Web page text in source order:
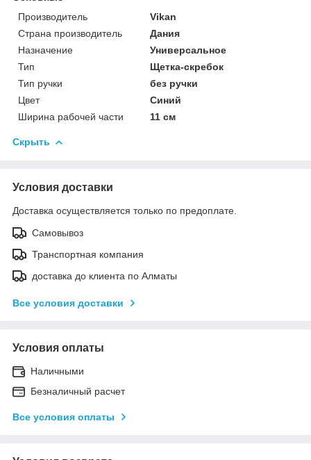
Производитель
Vikan
Страна производитель
Дания
Назначение
Универсальное
Тип
Щетка-скребок
Тип ручки
без ручки
Цвет
Синий
Ширина рабочей части
11 см
Скрыть
Условия доставки
Доставка осуществляется только по предоплате.
Самовывоз
Транспортная компания
доставка до клиента по Алматы
Все условия доставки
Условия оплаты
Наличными
Безналичный расчет
Все условия оплаты